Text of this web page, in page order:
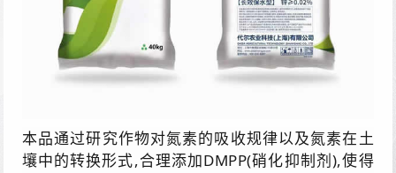
本品通过研究作物对氮素的吸收规律以及氮素在土
壤中的转换形式,合理添加DMPP(硝化抑制剂),使得